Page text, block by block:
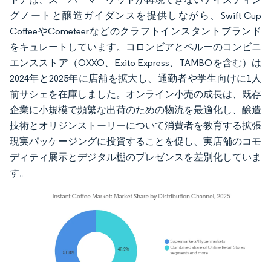
グノートと醸造ガイダンスを提供しながら、Swift Cup
CoffeeやCometeerなどのクラフトインスタントブランド
をキュレートしています。コロンビアとペルーのコンビニ
エンスストア（OXXO、Exito Express、TAMBOを含む）は
2024年と2025年に店舗を拡大し、通勤者や学生向けに1人
前サシェを在庫しました。オンライン小売の成長は、既存
企業に小規模で頻繁な出荷のための物流を最適化し、醸造
技術とオリジンストーリーについて消費者を教育する拡張
現実パッケージングに投資することを促し、実店舗のコモ
ディティ展示とデジタル棚のプレゼンスを差別化していま
す。